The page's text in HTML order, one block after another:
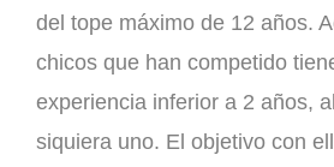
del tope máximo de 12 años.
chicos que han competido
experiencia inferior a 2 años,
siquiera uno. El objetivo con